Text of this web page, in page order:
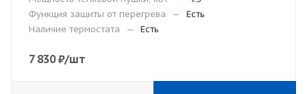
Функция защиты от перегрева
—
Есть
Наличие термостата
— Есть
7 830₽/шт